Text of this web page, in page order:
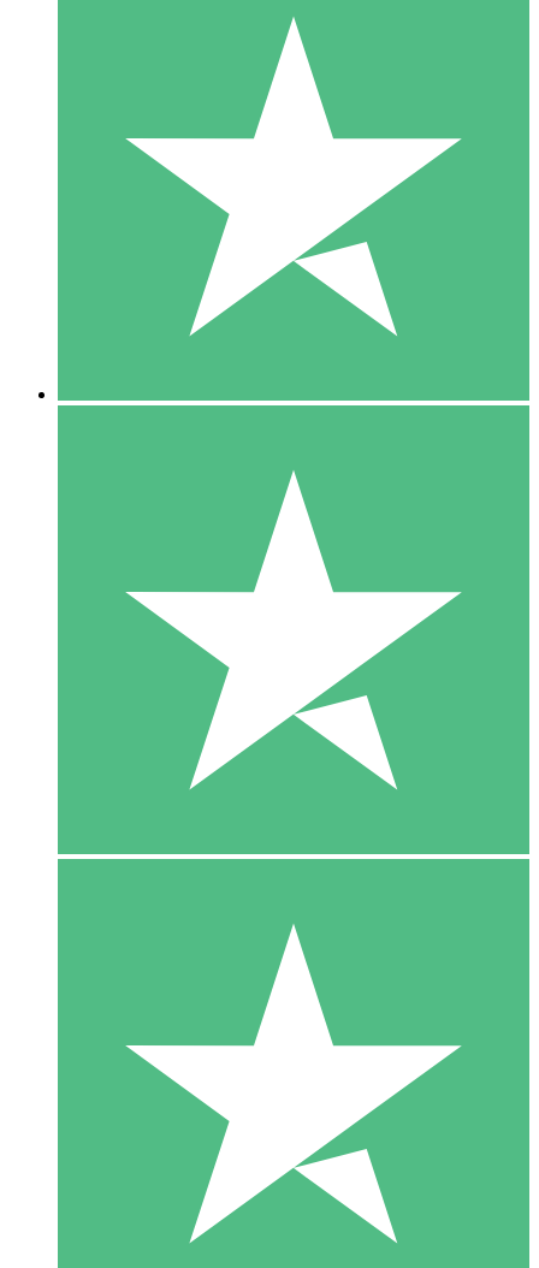
Packs de Crédits Individuels
Payez à l'utilisation avec des crédits de téléchargement. Sans
1 Téléchargement
10 00
10 Téléchargements
20 00